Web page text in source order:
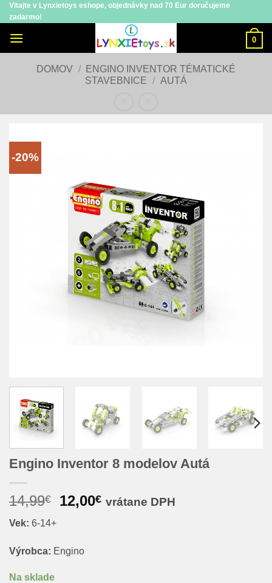
Skip
to
content
Vitajte v Lynxietoys eshope, objednávky nad 70 Eur doručujeme
zadarmo!
0
DOMOV /
ENGINO INVENTOR TÉMATICKÉ
STAVEBNICE / AUTÁ
-20%
Engino Inventor 8 modelov Autá
14,99€
Pôvodná
14,99€.
12,00€Aktuálna
vrátane DPH
Vek: 6-14+
Výrobca: Engino
Na sklade